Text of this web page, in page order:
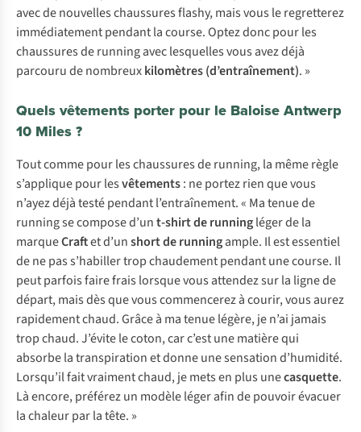
avec de nouvelles chaussures flashy, mais vous le regretterez
immédiatement pendant la course. Optez donc pour les
chaussures de running avec lesquelles vous avez déjà
parcouru de nombreuxkilomètres (d’entraînement). »
Quels vêtements porter pour le Baloise Antwerp
10 Miles ?
Tout comme pour les chaussures de running, la même règle
s’applique pour lesvêtements: ne portez rien que vous
n’ayez déjà testé pendant l’entraînement. « Ma tenue de
running se compose d’unt-shirt de runningléger de la
marqueCraftet d’unshort de runningample. Il est essentiel
de ne pas s’habiller trop chaudement pendant une course. Il
peut parfois faire frais lorsque vous attendez sur la ligne de
départ, mais dès que vous commencerez à courir, vous aurez
rapidement chaud. Grâce à ma tenue légère, je n’ai jamais
trop chaud. J’évite le coton, car c’est une matière qui
absorbe la transpiration et donne une sensation d’humidité.
Lorsqu’il fait vraiment chaud, je mets en plus unecasquette.
Là encore, préférez un modèle léger afin de pouvoir évacuer
la chaleur par la tête. »